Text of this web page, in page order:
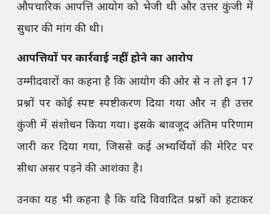
औपचारिक आपत्ति आयोग को भेजी थी और उत्तर कुंजी में
सुधार की मांग की थी।
आपत्तियों पर कार्रवाई नहीं होने का आरोप
उम्मीदवारों का कहना है कि आयोग की ओर से न तो इन 17
प्रश्नों पर कोई स्पष्ट स्पष्टीकरण दिया गया और न ही उत्तर
कुंजी में संशोधन किया गया। इसके बावजूद अंतिम परिणाम
जारी कर दिया गया, जिससे कई अभ्यर्थियों की मेरिट पर
सीधा असर पड़ने की आशंका है।
उनका यह भी कहना है कि यदि विवादित प्रश्नों को हटाकर